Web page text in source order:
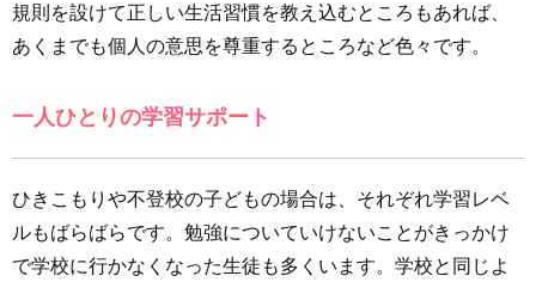
規則を設けて正しい生活習慣を教え込むところもあれば、
あくまでも個人の意思を尊重するところなど色々です。
一人ひとりの学習サポート
ひきこもりや不登校の子どもの場合は、それぞれ学習レベ
ルもばらばらです。勉強についていけないことがきっかけ
で学校に行かなくなった生徒も多くいます。学校と同じよ